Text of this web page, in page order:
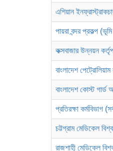
এশিয়ান
পায়রা বন্দর প্রকল্প
কক্সবাজার উন্নয়ন
বাংলাদেশ
বাংলাদেশ কোস্ট
প্রতিরক্ষা কর্মবিভাগ
চট্টগ্রাম মেডিকেল
রাজশাহী মেডিকেল